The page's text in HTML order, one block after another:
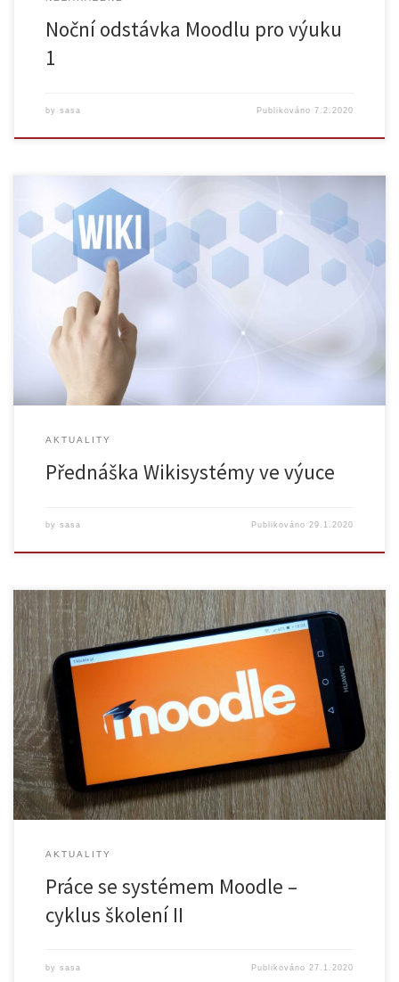
Noční odstávka Moodlu pro výuku
1
by sasa Publikováno7.2.2020
V souvislosti s karanténním opatřením COVID-19 byla všechna školení
zrušena a jsou průběžně nahrazována online webináři. Děkujeme za
pochopení! Centrum pro podporu e-learningu Vás srdečně zve na
opakování úspěšné přednášky na téma Využití wikisystémů ve výuce.
Přednáška je určena všem zájemcům, kteří se chtějí podílet na vzniku
otevřených vzdělávacích zdrojů […]
AKTUALITY
Přednáška Wikisystémy ve výuce
by sasa Publikováno 29.1.2020
V souvislosti s karanténním opatřením COVID-19 byla všechna školení
zrušena a jsou průběžně nahrazována online webináři. Děkujeme za
pochopení! Centrum pro podporu e-learningu Ústřední knihovny UK si
Vás dovoluje pozvat na sérii tří školení zaměřených na zvládnutí práce
se systémem Moodle, který umožňuje tvorbu online kurzů. Tvorba a
administrace kurzu […]
AKTUALITY
Práce se systémem Moodle –
cyklus školení II
by sasa Publikováno 27.1.2020